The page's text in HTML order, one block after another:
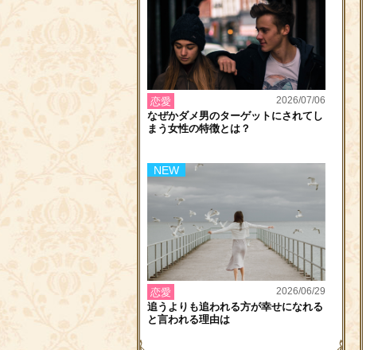
2026/07/06
なぜかダメ男のターゲットにされてし
まう女性の特徴とは？
恋愛
2026/06/29
追うよりも追われる方が幸せになれる
と言われる理由は
恋愛
NEW